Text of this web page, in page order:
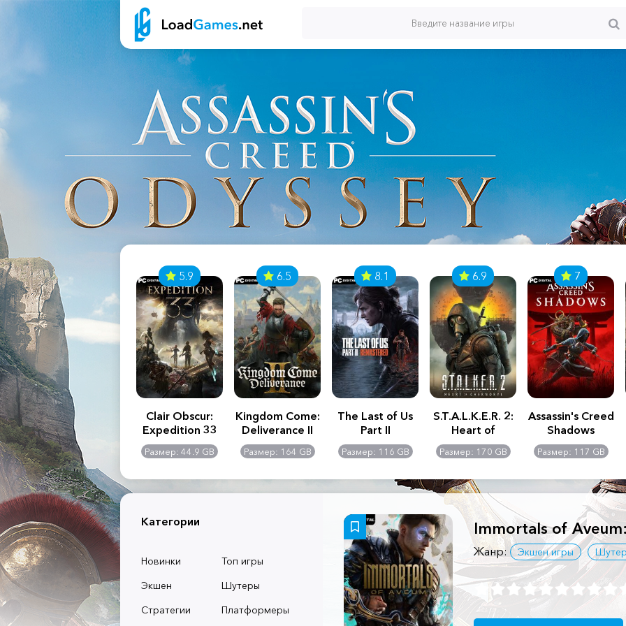
2:
-
GB
Assassin's Creed
Shadows
Размер: 117 GB
5.9
Clair Obscur:
Expedition 33
Размер: 44.9 GB
6.5
Kingdom Come:
Deliverance II
Размер: 164 GB
8.1
The Last of Us
Part II
Remastered
Размер: 116 GB
6.9
S.T.A.L.K.E.R. 2:
Heart of
Chernobyl -
Ultimate Edition
Размер: 170 GB
7
Assassin's Creed
Shadows
Размер: 117 GB
Категории
Новинки
Топ игры
Экшен
Шутеры
Стратегии
Платформеры
Immortals of
Жанр: Экшен игры